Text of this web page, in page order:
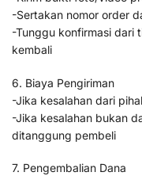
-Sertakan nomor order
-Tunggu konfirmasi dari
kembali
6. Biaya Pengiriman
-Jika kesalahan dari
-Jika kesalahan bukan
ditanggung pembeli
7. Pengembalian Dana